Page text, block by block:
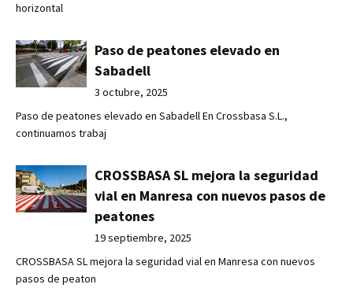
horizontal
Paso de peatones elevado en
Sabadell
3 octubre, 2025
Paso de peatones elevado en Sabadell En Crossbasa S.L.,
continuamos trabaj
CROSSBASA SL mejora la seguridad
vial en Manresa con nuevos pasos de
peatones
19 septiembre, 2025
CROSSBASA SL mejora la seguridad vial en Manresa con nuevos
pasos de peaton